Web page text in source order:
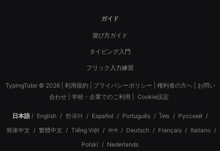
ガイド
遊び方ガイド
タイピング入門
フリック入力練習
TypingTube © 2026 | 利用規約 プライバシーポリシー 権利者の方へ| お問い
合わせ
学校・企業でのご利用 Cookie設定
日本語 / English / 한국어 / Español / Português / ไทย / Русский /
简体中文 / 繁體中文 / Tiếng Việt / বাংলা / Deutsch / Français / Italiano /
Polski / Nederlands